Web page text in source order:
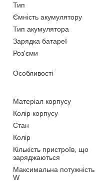
Тип
Ємність акумулятору
Тип акумулятора
Зарядка батареї
Роз'єми
Особливості
Матеріал корпусу
Колір корпусу
Стан
Колір
Кількість пристроїв, що
заряджаються
Максимальна потужність
W